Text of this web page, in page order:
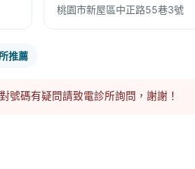
桃園市新屋區中正路55巷3號
推薦
號碼有疑問請致電診所詢問，謝謝！